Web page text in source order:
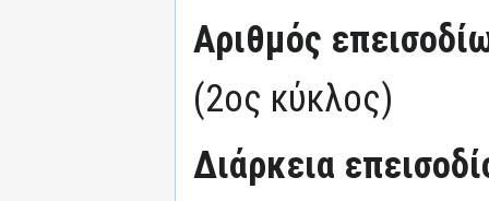
Αριθμός
(2ος κύκλος)
Διάρκεια